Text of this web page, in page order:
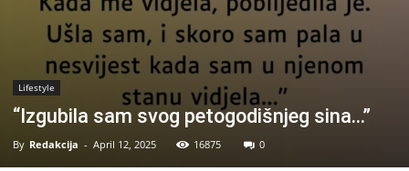
Lifestyle
“Izgubila sam svog petogodišnjeg sina…”
By Redakcija - April 12, 2025 16875 0